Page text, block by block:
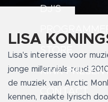
DJ'S
KINK
CONTACT
LISA
Lisa's interesse voor
jonge millennials rond
de muziek van Arctic
kennen, raakte lyrisch